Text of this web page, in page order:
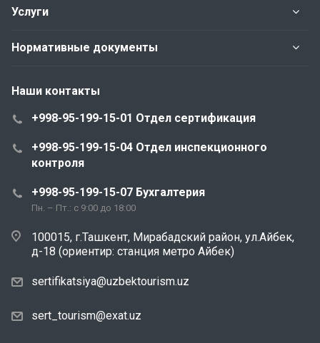
Услуги
Нормативные документы
Наши контакты
+998-95-199-15-01 Отдел сертификация
+998-95-199-15-04 Отдел инспекционного
контроля
+998-95-199-15-07 Бухгалтерия
Пн. – Пт.: с 9:00 до 18:00
100015, г.Ташкент, Мирабадский район, ул.Айбек,
д-18 (ориентир: станция метро Айбек)
sertifikatsiya@uzbektourism.uz
sert_tourism@exat.uz